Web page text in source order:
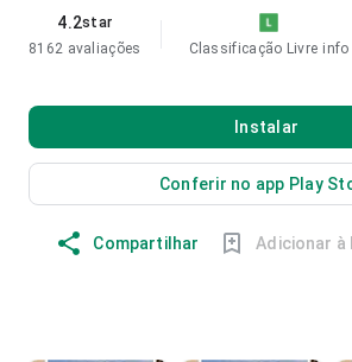
4.2star
8162 avaliações
Classificação Livre info
Instalar
Conferir no app Play
Compartilhar Adicionar à